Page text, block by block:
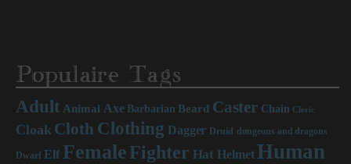
Populaire Tags
Adult Animal Axe Barbarian Beard Caster Chain Cleric
Cloak Cloth Clothing Dagger Druid dungeons and dragons
Dwarf Elf FemaleFighter Hat Helmet Human